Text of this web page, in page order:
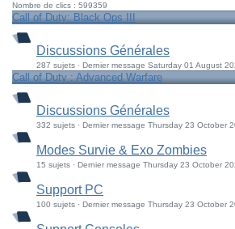
Nombre de clics : 599359
Call of Duty: Black Ops III
Discussions Générales
287 sujets · Dernier message Saturday 01 August
Call of Duty : Advanced Warfare
Discussions Générales
332 sujets · Dernier message Thursday 23 October
Modes Survie & Exo Zombies
15 sujets · Dernier message Thursday 23 October
Support PC
100 sujets · Dernier message Thursday 23 October